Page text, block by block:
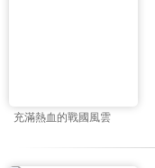
充滿熱血的戰國風雲